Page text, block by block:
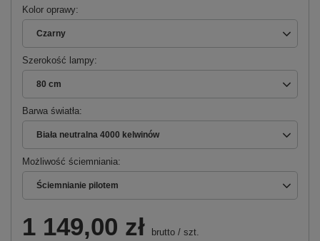
Kolor oprawy
Czarny
Szerokość lampy
80 cm
Barwa światła
Biała neutralna 4000 kelwinów
Możliwość ściemniania
Ściemnianie pilotem
1 149,00 zł brutto / szt.